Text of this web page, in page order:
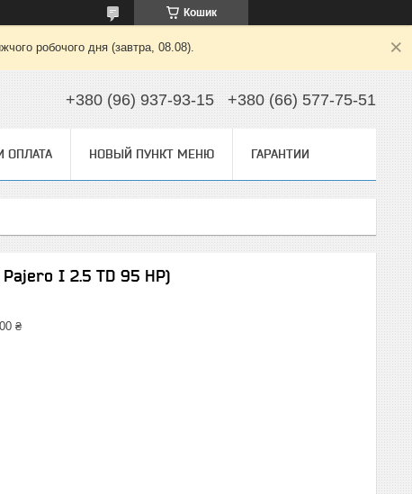
Кошик
робочого дня (завтра, 08.08).
+380 (96) 937-93-15 +380 (66) 577-75-51
ОПЛАТА НОВЫЙ ПУНКТ МЕНЮ ГАРАНТИИ
I 2.5 TD 95 HP)
₴